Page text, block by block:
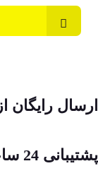
ارسال رایگان از
پشتیبانی 24 ساعته